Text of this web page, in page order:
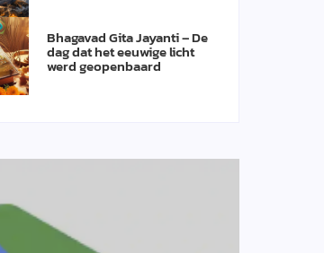
Bhagavad Gita Jayanti – De
dag dat het eeuwige licht
werd geopenbaard